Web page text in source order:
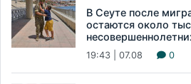
В Сеуте после
остаются около
19:43 | 07.08 0